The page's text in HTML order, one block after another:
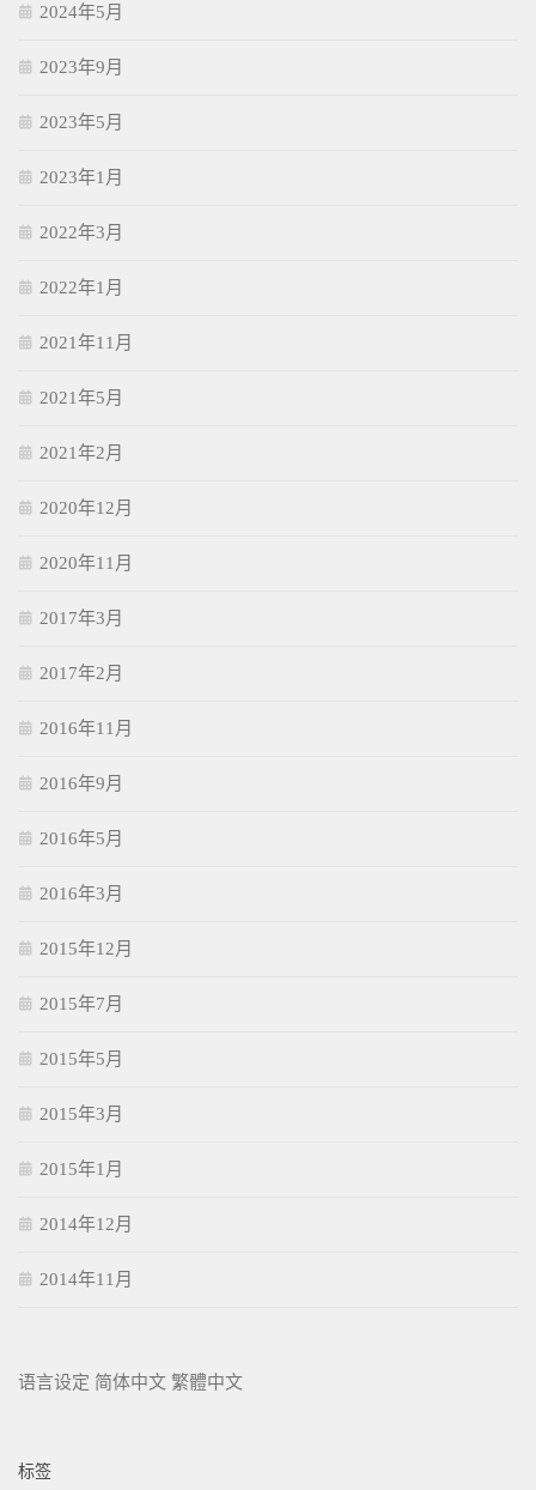
2024年5月
2023年9月
2023年5月
2023年1月
2022年3月
2022年1月
2021年11月
2021年5月
2021年2月
2020年12月
2020年11月
2017年3月
2017年2月
2016年11月
2016年9月
2016年5月
2016年3月
2015年12月
2015年7月
2015年5月
2015年3月
2015年1月
2014年12月
2014年11月
语言设定 简体中文 繁體中文
标签